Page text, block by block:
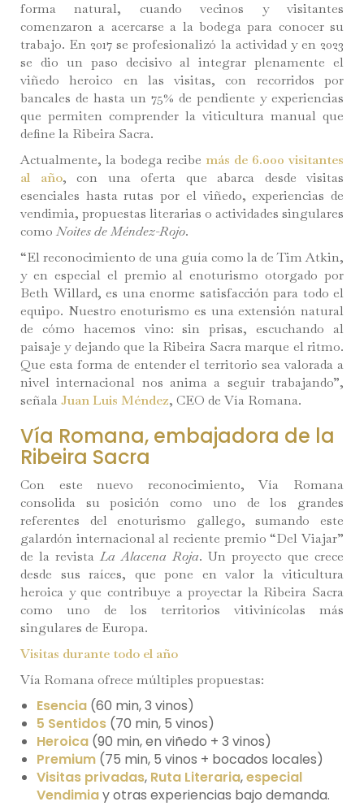
forma natural, cuando vecinos y visitantes
comenzaron a acercarse a la bodega para conocer su
trabajo. En 2017 se profesionalizó la actividad y en 2023
se dio un paso decisivo al integrar plenamente el
viñedo heroico en las visitas, con recorridos por
bancales de hasta un 75% de pendiente y experiencias
que permiten comprender la viticultura manual que
define la Ribeira Sacra.
Actualmente, la bodega recibe más de 6.000 visitantes
al año, con una oferta que abarca desde visitas
esenciales hasta rutas por el viñedo, experiencias de
vendimia, propuestas literarias o actividades singulares
como Noites de Méndez-Rojo.
“El reconocimiento de una guía como la de Tim Atkin,
y en especial el premio al enoturismo otorgado por
Beth Willard, es una enorme satisfacción para todo el
equipo. Nuestro enoturismo es una extensión natural
de cómo hacemos vino: sin prisas, escuchando al
paisaje y dejando que la Ribeira Sacra marque el ritmo.
Que esta forma de entender el territorio sea valorada a
nivel internacional nos anima a seguir trabajando”,
señalaJuan Luis Méndez, CEO de Vía Romana.
Vía Romana, embajadora de la
Ribeira Sacra
Con este nuevo reconocimiento, Vía Romana
consolida su posición como uno de los grandes
referentes del enoturismo gallego, sumando este
galardón internacional al reciente premio “Del Viajar”
de la revistaLa Alacena Roja. Un proyecto que crece
desde sus raíces, que pone en valor la viticultura
heroica y que contribuye a proyectar la Ribeira Sacra
como uno de los territorios vitivinícolas más
singulares de Europa.
Visitas durante todo el año
Vía Romana ofrece múltiples propuestas:
Esencia (60 min, 3 vinos)
5 Sentidos (70 min, 5 vinos)
Heroica (90 min, en viñedo + 3 vinos)
Premium (75 min, 5 vinos + bocados locales)
Visitas privadas, Ruta Literaria,especial
Vendimiay otras experiencias bajo demanda.